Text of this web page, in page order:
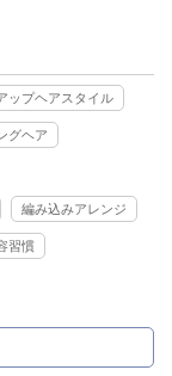
ップヘアスタイル
グヘア
編み込みアレンジ
習慣